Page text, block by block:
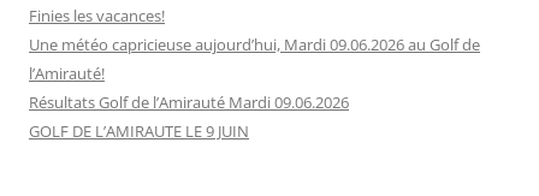
Finies les vacances!
Une météo capricieuse aujourd’hui, Mardi 09.06.2026 au Golf de
l’Amirauté!
Résultats Golf de l’Amirauté Mardi 09.06.2026
GOLF DE L’AMIRAUTE LE 9 JUIN